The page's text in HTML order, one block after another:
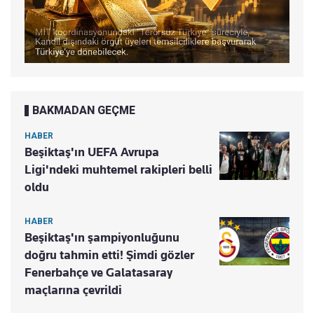
BAKMADAN GEÇME
HABER
Beşiktaş'ın UEFA Avrupa
Ligi'ndeki muhtemel rakipleri belli
oldu
HABER
Beşiktaş'ın şampiyonluğunu
doğru tahmin etti! Şimdi gözler
Fenerbahçe ve Galatasaray
maçlarına çevrildi